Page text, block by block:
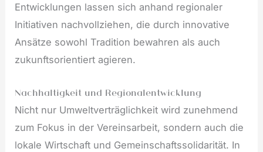
Entwicklungen lassen sich anhand regionaler
Initiativen nachvollziehen, die durch innovative
Ansätze sowohl Tradition bewahren als auch
zukunftsorientiert agieren.
Nachhaltigkeit und Regionalentwicklung
Nicht nur Umweltverträglichkeit wird zunehmend
zum Fokus in der Vereinsarbeit, sondern auch die
lokale Wirtschaft und Gemeinschaftssolidarität. In